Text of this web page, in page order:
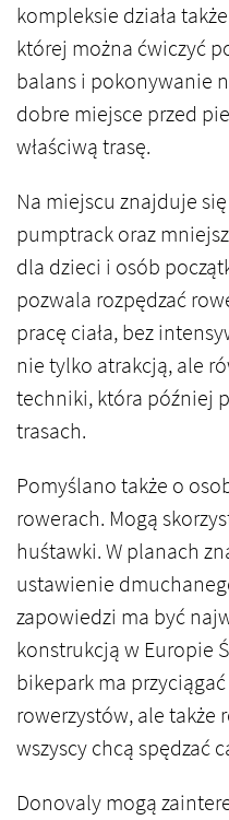
kompleksie działa
której można ćwiczyć
balans i pokonywanie
dobre miejsce przed
właściwą trasę.
Na miejscu znajduje
pumptrack oraz
dla dzieci i osób
pozwala rozpędzać
pracę ciała, bez
nie tylko atrakcją, ale
techniki, która później
trasach.
Pomyślano także o
rowerach. Mogą
huśtawki. W planach
ustawienie
zapowiedzi ma być
konstrukcją w Europie
bikepark ma
rowerzystów, ale także
wszyscy chcą spędzać
Donovaly mogą